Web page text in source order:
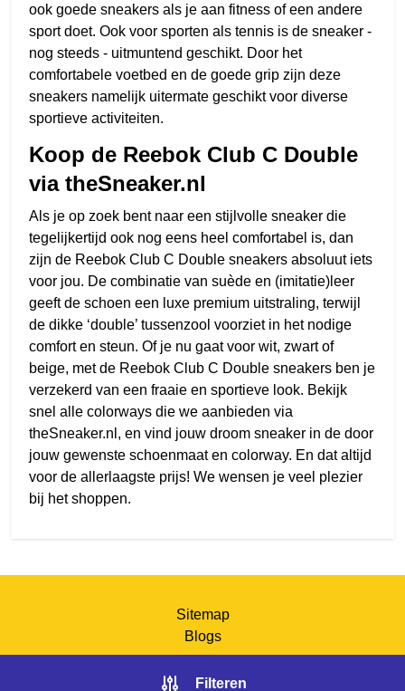
Filteren
ook goede sneakers als je aan fitness of een andere
sport doet. Ook voor sporten als tennis is de sneaker -
nog steeds - uitmuntend geschikt. Door het
comfortabele voetbed en de goede grip zijn deze
sneakers namelijk uitermate geschikt voor diverse
sportieve activiteiten.
Koop de Reebok Club C Double
via theSneaker.nl
Als je op zoek bent naar een stijlvolle sneaker die
tegelijkertijd ook nog eens heel comfortabel is, dan
zijn de Reebok Club C Double sneakers absoluut iets
voor jou. De combinatie van suède en (imitatie)leer
geeft de schoen een luxe premium uitstraling, terwijl
de dikke ‘double’ tussenzool voorziet in het nodige
comfort en steun. Of je nu gaat voor wit, zwart of
beige, met de Reebok Club C Double sneakers ben je
verzekerd van een fraaie en sportieve look. Bekijk
snel alle colorways die we aanbieden via
theSneaker.nl, en vind jouw droom sneaker in de door
jouw gewenste schoenmaat en colorway. En dat altijd
voor de allerlaagste prijs! We wensen je veel plezier
bij het shoppen.
Sitemap
Blogs